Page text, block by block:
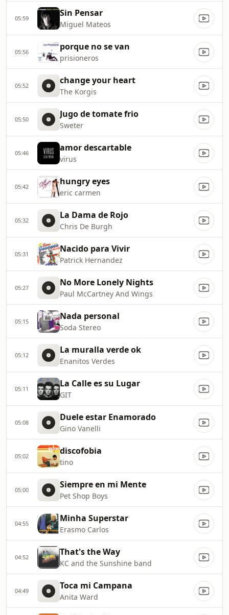
05:59 Sin Pensar
Miguel Mateos
05:56 porque no se van
prisioneros
05:52 change your heart
The Korgis
05:50 Jugo de tomate frio
Sweter
05:46 amor descartable
virus
05:42 hungry eyes
eric carmen
05:32 La Dama de Rojo
Chris De Burgh
05:31 Nacido para Vivir
Patrick Hernandez
05:27 No More Lonely Nights
Paul McCartney And Wings
05:15 Nada personal
Soda Stereo
05:12 La muralla verde ok
Enanitos Verdes
05:11 La Calle es su Lugar
GIT
05:08 Duele estar Enamorado
Gino Vanelli
05:02 discofobia
tino
05:00 Siempre en mi Mente
Pet Shop Boys
04:55 Minha Superstar
Erasmo Carlos
04:52 That's the Way
KC and the Sunshine band
04:49 Toca mi Campana
Anita Ward